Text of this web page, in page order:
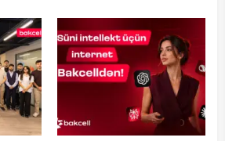
olub — FOTO